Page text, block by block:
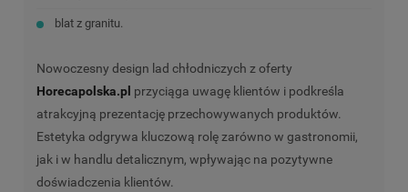
blat z granitu.
Nowoczesny design lad chłodniczych z oferty
Horecapolska.pl przyciąga uwagę klientów i podkreśla
atrakcyjną prezentację przechowywanych produktów.
Estetyka odgrywa kluczową rolę zarówno w gastronomii,
jak i w handlu detalicznym, wpływając na pozytywne
doświadczenia klientów.